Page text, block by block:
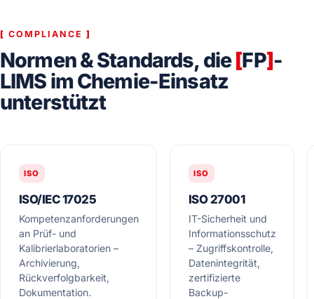
[ COMPLIANCE ]
Normen & Standards, die[FP]-
LIMS im Chemie-Einsatz
unterstützt
ISO
ISO/IEC 17025
Kompetenzanforderungen
an Prüf- und
Kalibrierlaboratorien –
Archivierung,
Rückverfolgbarkeit,
Dokumentation.
ISO
ISO 27001
IT-Sicherheit und
Informationsschutz
– Zugriffskontrolle,
Datenintegrität,
zertifizierte
Backup-